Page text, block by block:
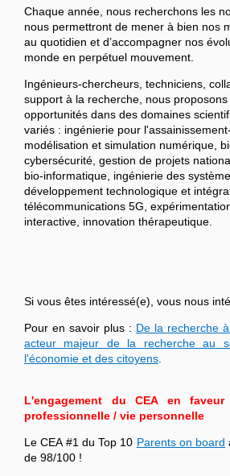
Chaque année, nous recherchons les
nous permettront de mener à bien nos
au quotidien et d’accompagner nos
monde en perpétuel mouvement.
Ingénieurs-chercheurs, techniciens,
support à la recherche, nous
opportunités dans des domaines
variés : ingénierie pour
modélisation et simulation numérique,
cybersécurité, gestion de projets
bio-informatique, ingénierie des
développement technologique et
télécommunications 5G,
interactive, innovation thérapeutique.
Si vous êtes intéressé(e), vous nous
Pour en savoir plus : De la recherche
acteur majeur de la recherche au
l'économie et des citoyens
L'engagement du CEA en
professionnelle / vie personnelle
Le CEA #1 du Top 10 Parents on board
de 98/100 !